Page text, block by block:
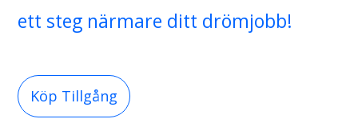
ett steg närmare ditt drömjobb!
Köp Tillgång